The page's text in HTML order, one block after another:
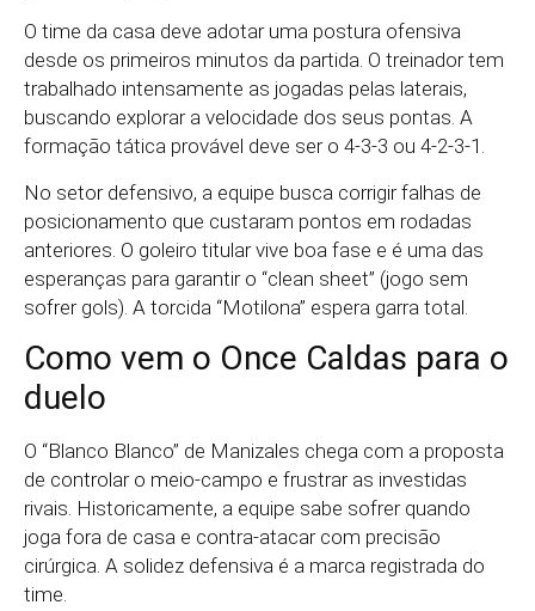
O time da casa deve adotar uma postura ofensiva
desde os primeiros minutos da partida. O treinador tem
trabalhado intensamente as jogadas pelas laterais,
buscando explorar a velocidade dos seus pontas. A
formação tática provável deve ser o 4-3-3 ou 4-2-3-1.
No setor defensivo, a equipe busca corrigir falhas de
posicionamento que custaram pontos em rodadas
anteriores. O goleiro titular vive boa fase e é uma das
esperanças para garantir o “clean sheet” (jogo sem
sofrer gols). A torcida “Motilona” espera garra total.
Como vem o Once Caldas para o
duelo
O “Blanco Blanco” de Manizales chega com a proposta
de controlar o meio-campo e frustrar as investidas
rivais. Historicamente, a equipe sabe sofrer quando
joga fora de casa e contra-atacar com precisão
cirúrgica. A solidez defensiva é a marca registrada do
time.